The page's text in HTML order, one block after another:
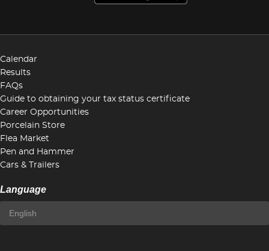
Calendar
Results
FAQs
Guide to obtaining your tax status certificate
Career Opportunities
Porcelain Store
Flea Market
Pen and Hammer
Cars & Trailers
Language